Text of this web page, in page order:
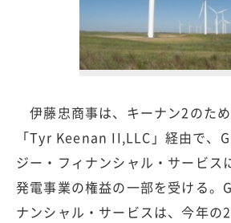
伊藤忠商事は、キーナン2のた
「Tyr Keenan II,LLC」経由で、
ジー・フィナンシャル・サービス
発電事業の権益の一部を受ける。
ナンシャル・サービスは、今年の